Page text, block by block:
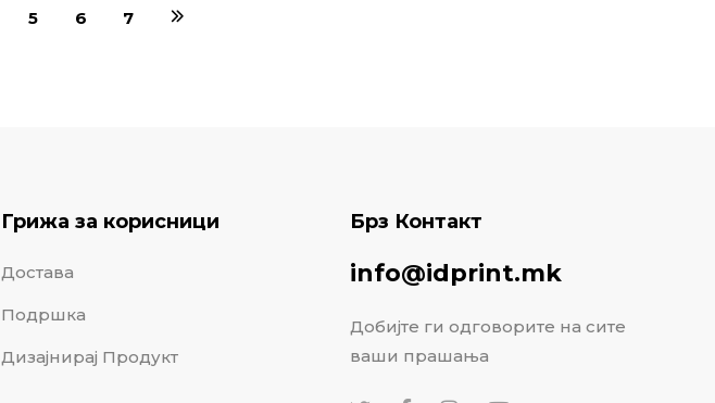
5 6 7
Грижа за корисници
Достава
Подршка
Дизајнирај Продукт
Брз Контакт
info@idprint.mk
Добијте ги одговорите на сите
ваши прашања